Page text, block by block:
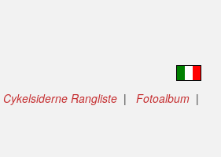
Cykelsiderne Rangliste | Fotoalbum |